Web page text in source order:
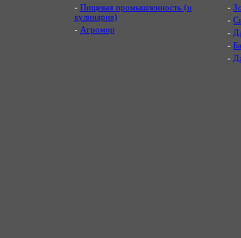
- Пищевая промышленность (и
кулинария)
- Агромир
-
-
-
-
-